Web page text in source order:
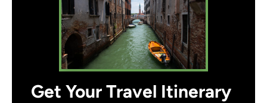
Get Your Travel Itinerary